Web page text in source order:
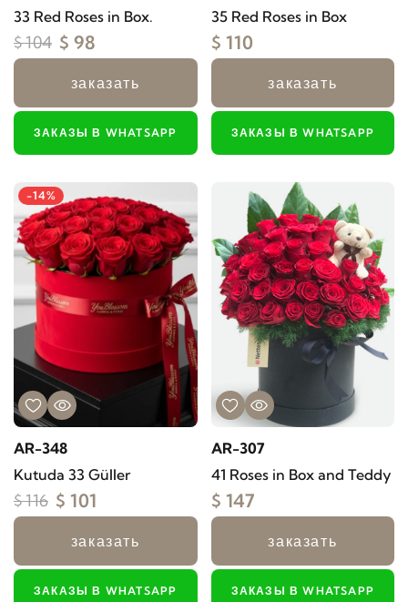
33 Red Roses in Box.
$ 104 $ 98
заказать
ЗАКАЗЫ В WHATSAPP
35 Red Roses in Box
$ 110
заказать
ЗАКАЗЫ В WHATSAPP
-14%
AR-348
Kutuda 33 Güller
$ 116 $ 101
заказать
ЗАКАЗЫ В WHATSAPP
AR-307
41 Roses in Box and Teddy
$ 147
заказать
ЗАКАЗЫ В WHATSAPP